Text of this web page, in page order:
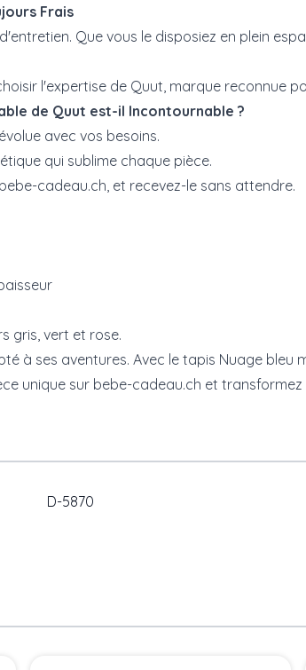
Frais
Que vous le disposiez en plein
l'expertise de Quut, marque reconnue
de Quut est-il Incontournable ?
avec vos besoins.
qui sublime chaque pièce.
cadeau.ch, et recevez-le sans attendre.
gris, vert et rose.
à ses aventures. Avec le tapis Nuage
unique sur bebe-cadeau.ch et
D-5870